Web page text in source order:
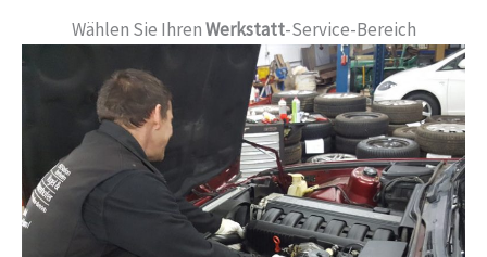
Wählen Sie IhrenWerkstatt-Service-Bereich